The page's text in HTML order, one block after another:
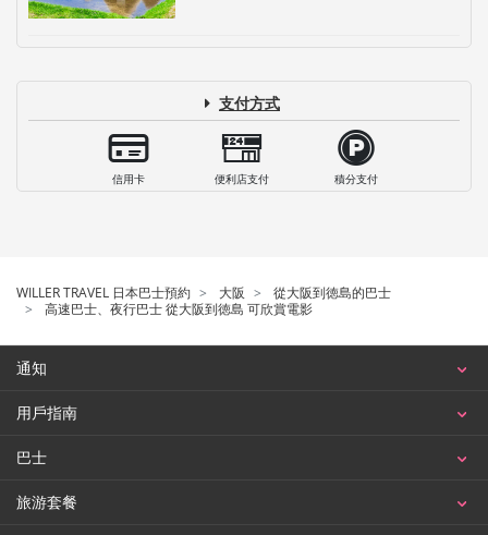
支付方式
信用卡 便利店支付 積分支付
WILLER TRAVEL 日本巴士預約 大阪
從大阪到徳島的巴士
高速巴士、夜行巴士 從大阪到徳島 可欣賞電影
通知
用戶指南
巴士
旅游套餐